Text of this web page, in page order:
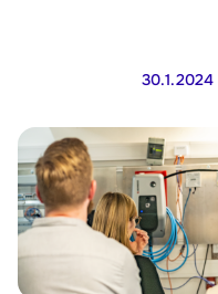
30.1.2024